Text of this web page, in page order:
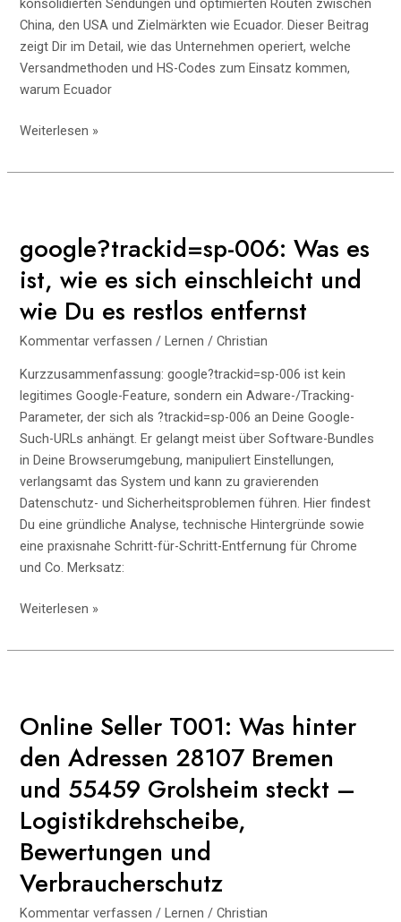
konsolidierten Sendungen und optimierten Routen zwischen
China, den USA und Zielmärkten wie Ecuador. Dieser Beitrag
zeigt Dir im Detail, wie das Unternehmen operiert, welche
Versandmethoden und HS-Codes zum Einsatz kommen,
warum Ecuador
YC
FOR
ein
globaler
Logistiker
Temus
Lieferkette
beschleunigt
Weiterlesen »
google?trackid=sp-006: Was es
ist, wie es sich einschleicht und
wie Du es restlos entfernst
Kommentar verfassen /Lernen /Christian
Kurzzusammenfassung: google?trackid=sp-006 ist kein
legitimes Google-Feature, sondern ein Adware-/Tracking-
Parameter, der sich als ?trackid=sp-006 an Deine Google-
Such-URLs anhängt. Er gelangt meist über Software-Bundles
in Deine Browserumgebung, manipuliert Einstellungen,
verlangsamt das System und kann zu gravierenden
Datenschutz- und Sicherheitsproblemen führen. Hier findest
Du eine gründliche Analyse, technische Hintergründe sowie
eine praxisnahe Schritt-für-Schritt-Entfernung für Chrome
und Co. Merksatz:
google?
006:
ist,
wie
es
einschleicht
und
wie
Du
es
restlos
Weiterlesen »
Online Seller T001: Was hinter
den Adressen 28107 Bremen
und 55459 Grolsheim steckt –
Logistikdrehscheibe,
Bewertungen und
Verbraucherschutz
Kommentar verfassen /Lernen /Christian